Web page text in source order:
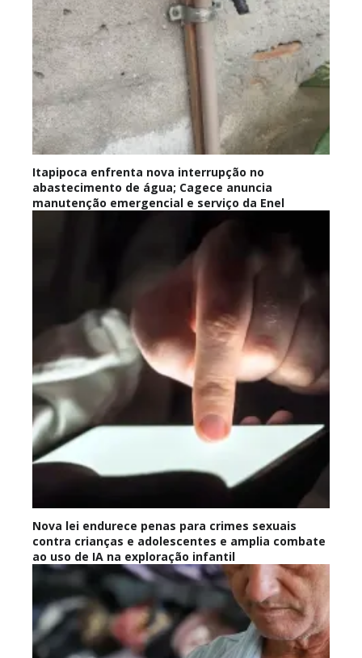
Itapipoca enfrenta nova interrupção no
abastecimento de água; Cagece anuncia
manutenção emergencial e serviço da Enel
Nova lei endurece penas para crimes sexuais
contra crianças e adolescentes e amplia combate
ao uso de IA na exploração infantil